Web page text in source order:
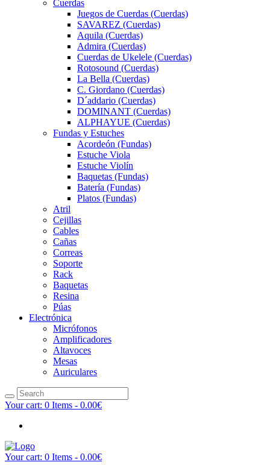
Cuerdas
Juegos de Cuerdas (Cuerdas)
SAVAREZ (Cuerdas)
Aquila (Cuerdas)
Admira (Cuerdas)
Cuerdas de Ukelele (Cuerdas)
Rotosound (Cuerdas)
La Bella (Cuerdas)
C. Giordano (Cuerdas)
D´addario (Cuerdas)
DOMINANT (Cuerdas)
ALPHAYUE (Cuerdas)
Fundas y Estuches
Acordeón (Fundas)
Estuche Viola
Estuche Violín
Baquetas (Fundas)
Batería (Fundas)
Platos (Fundas)
Atril
Cejillas
Cables
Cañas
Correas
Soporte
Rack
Baquetas
Resina
Púas
Electrónica
Micrófonos
Amplificadores
Altavoces
Mesas
Auriculares
Your cart: 0 Items - 0.00€
Your cart: 0 Items - 0.00€